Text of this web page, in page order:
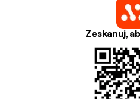
Zeskanuj,